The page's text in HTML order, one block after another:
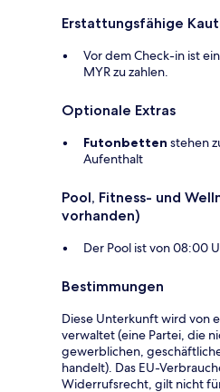
Erstattungsfähige
Vor dem Check-in ist
MYR zu zahlen.
Optionale Extras
Futonbetten stehen
Aufenthalt
Pool, Fitness- und
vorhanden)
Der Pool ist von 08:00
Bestimmungen
Diese Unterkunft wird von
verwaltet (eine Partei, die
gewerblichen,
handelt). Das EU-
Widerrufsrecht, gilt nicht